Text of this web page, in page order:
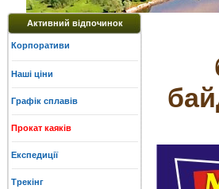
Активний відпочинок
Корпоративи
Наші ціни
Графік сплавів
Прокат каяків
Експедиції
Трекінг